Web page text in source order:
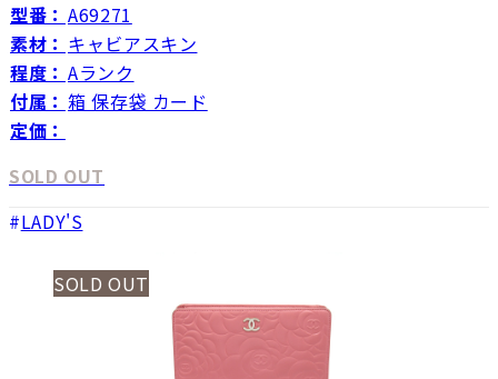
型番： A69271
素材： キャビアスキン
程度： Aランク
付属： 箱 保存袋 カード
定価：
SOLD OUT
LADY'S
SOLD OUT